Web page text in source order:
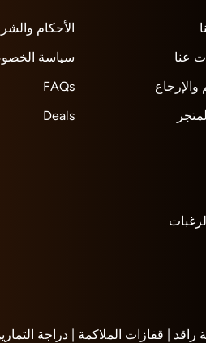
عنا
والإرجاع
الأحكام
سياسة
FAQs
Deals
راقد | قفازات الملاكمة | دراجة